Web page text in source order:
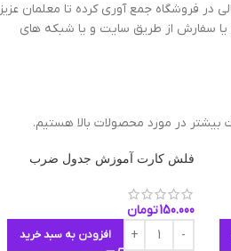
در فروشگاه جمع آوری کرده تا معلمان عزیز
یا سفارش از طریق سایت و یا شبکه های
بیشتر در مورد محصولات بالا هستیم.
فلش کارت آموزش جدول ضرب
150.000تومان
افزودن به سبد خرید